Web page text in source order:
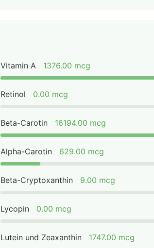
Vitamin A 1376.00 mcg
Retinol 0.00 mcg
Beta-Carotin 16194.00 mcg
Alpha-Carotin 629.00 mcg
Beta-Cryptoxanthin 9.00 mcg
Lycopin 0.00 mcg
Lutein und Zeaxanthin 1747.00 mcg